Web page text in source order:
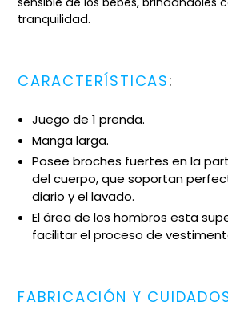
tranquilidad.
CARACTERÍSTICAS:
Juego de 1 prenda.
Manga larga.
Posee broches fuertes en la
del cuerpo, que soportan
diario y el lavado.
El área de los hombros esta
facilitar el proceso de
FABRICACIÓN Y